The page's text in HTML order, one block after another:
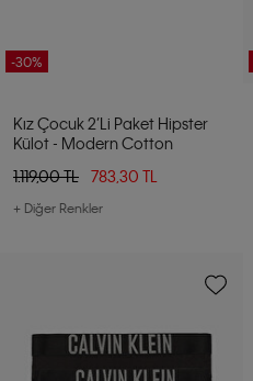
-30%
Kız Çocuk 2’li Paket Hipster
Külot - Modern Cotton
1.119,00 TL
783,30 TL
+ Diğer Renkler